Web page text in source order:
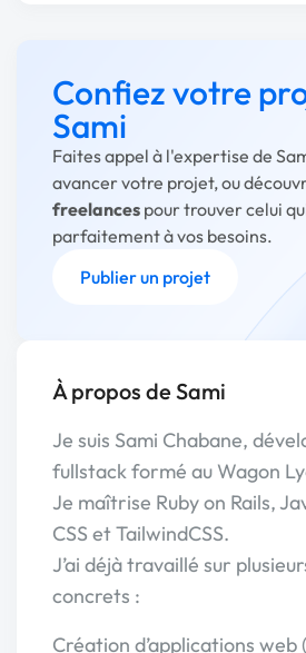
Confiez votre
Sami
Faites appel à l'expertise de
avancer votre projet, ou
freelances pour trouver celui
parfaitement à vos besoins.
Publier un projet
À propos de Sami
Je suis Sami Chabane,
fullstack formé au Wagon
Je maîtrise Ruby on Rails,
CSS et TailwindCSS.
J’ai déjà travaillé sur
concrets :
Création d’applications web